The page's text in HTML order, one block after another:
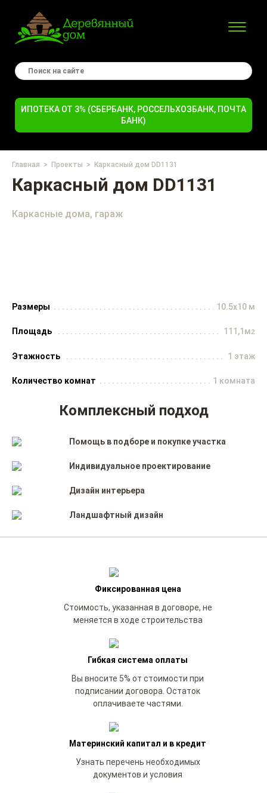
ИПОТЕКА ОТ 3% (СБЕРБАНК, РОССЕЛЬХОЗБАНК, ПОЧТА
БАНК)
Главная Проекты Каркасный дом DD1131
Каркасный дом DD1131
Каркасные дома, гараж
Размеры 10.5x10 м
Площадь 111,1м2
Этажность 1 этаж
Количество комнат 1 комната
Комплексный подход
Помощь в подборе и покупке участка
Индивидуальное проектирование
Дизайн интерьера
Ландшафтный дизайн
Фиксированная цена
Стоимость, указанная в договоре, не
меняется в ходе строительства
Гибкая система оплаты
Вы вносите 5% от стоимости при
подписании договора. Остаток
оплачиваете частями.
Материнский капитал и в кредит
Узнать перечень необходимых
документов и условия